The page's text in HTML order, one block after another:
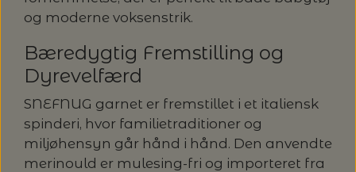
TRYKLÅSE
og moderne voksenstrik.
Bæredygtig Fremstilling og
Dyrevelfærd
SNEFNUG garnet er fremstillet i et italiensk
spinderi, hvor familietraditioner og
miljøhensyn går hånd i hånd. Den anvendte
merinould er mulesing-fri og importeret fra